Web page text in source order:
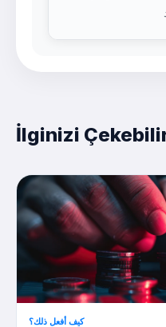
İlginizi
كيف أفعل ذلك؟